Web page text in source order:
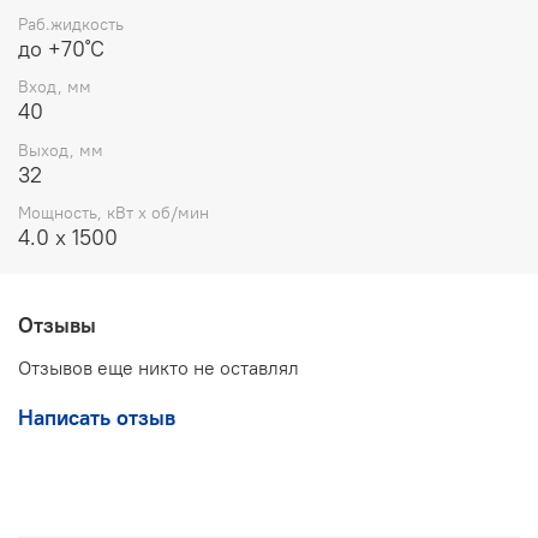
Раб.жидкость
до +70˚С
Вход, мм
40
Выход, мм
32
Мощность, кВт x об/мин
4.0 x 1500
Отзывы
Отзывов еще никто не оставлял
Написать отзыв